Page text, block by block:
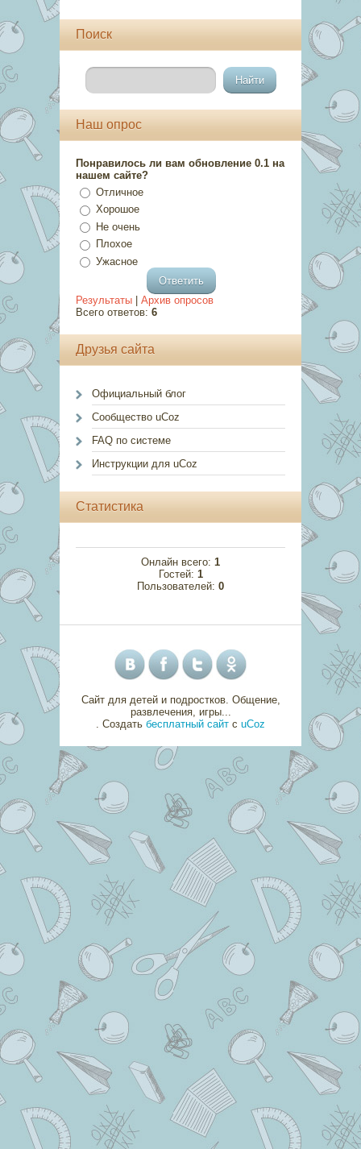
Поиск
Наш опрос
Понравилось ли вам обновление 0.1 на
нашем сайте?
Отличное
Хорошое
Не очень
Плохое
Ужасное
Результаты
Архив опросов
Всего ответов: 6
Друзья сайта
Официальный блог
Сообщество uCoz
FAQ по системе
Инструкции для uCoz
Статистика
Онлайн всего: 1
Гостей: 1
Пользователей: 0
Сайт для детей и подростков. Общение,
развлечения, игры...
. Создать бесплатный сайт с uCoz